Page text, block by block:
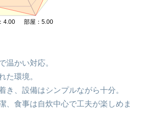
部屋：5.00
：4.00
温かい対応。
た環境。
き、設備はシンプルながら十分。
、食事は自炊中心で工夫が楽しめま